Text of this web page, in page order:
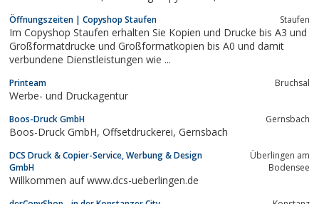
Öffnungszeiten | Copyshop Staufen Staufen
Im Copyshop Staufen erhalten Sie Kopien und Drucke bis A3 und
Großformatdrucke und Großformatkopien bis A0 und damit
verbundene Dienstleistungen wie ...
Printeam Bruchsal
Werbe- und Druckagentur
Boos-Druck GmbH Gernsbach
Boos-Druck GmbH, Offsetdruckerei, Gernsbach
DCS Druck & Copier-Service, Werbung & Design
GmbH
Überlingen am
Bodensee
Willkommen auf www.dcs-ueberlingen.de